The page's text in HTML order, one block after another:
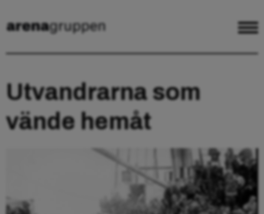
Utvandrarna som
vände hemåt